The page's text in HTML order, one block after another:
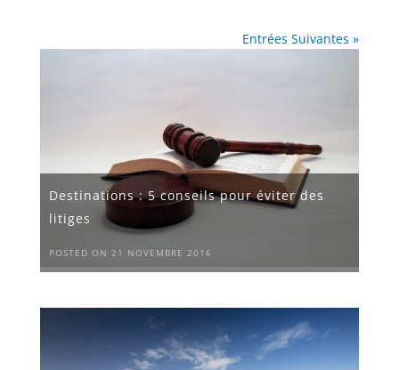
Entrées Suivantes »
Destinations : 5 conseils pour éviter des
litiges
POSTED ON 21 NOVEMBRE 2016